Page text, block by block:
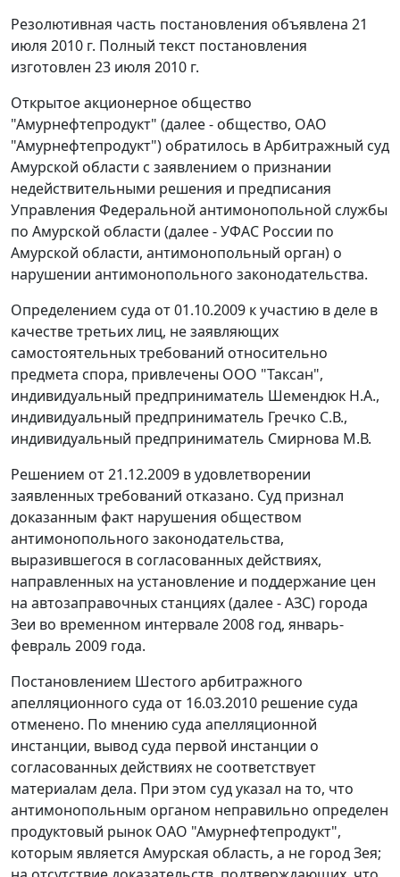
Резолютивная часть постановления объявлена 21
июля 2010 г. Полный текст постановления
изготовлен 23 июля 2010 г.
Открытое акционерное общество
"Амурнефтепродукт" (далее - общество, ОАО
"Амурнефтепродукт") обратилось в Арбитражный суд
Амурской области с заявлением о признании
недействительными решения и предписания
Управления Федеральной антимонопольной службы
по Амурской области (далее - УФАС России по
Амурской области, антимонопольный орган) о
нарушении антимонопольного законодательства.
Определением суда от 01.10.2009 к участию в деле в
качестве третьих лиц, не заявляющих
самостоятельных требований относительно
предмета спора, привлечены ООО "Таксан",
индивидуальный предприниматель Шемендюк Н.А.,
индивидуальный предприниматель Гречко С.В.,
индивидуальный предприниматель Смирнова М.В.
Решением от 21.12.2009 в удовлетворении
заявленных требований отказано. Суд признал
доказанным факт нарушения обществом
антимонопольного законодательства,
выразившегося в согласованных действиях,
направленных на установление и поддержание цен
на автозаправочных станциях (далее - АЗС) города
Зеи во временном интервале 2008 год, январь-
февраль 2009 года.
Постановлением Шестого арбитражного
апелляционного суда от 16.03.2010 решение суда
отменено. По мнению суда апелляционной
инстанции, вывод суда первой инстанции о
согласованных действиях не соответствует
материалам дела. При этом суд указал на то, что
антимонопольным органом неправильно определен
продуктовый рынок ОАО "Амурнефтепродукт",
которым является Амурская область, а не город Зея;